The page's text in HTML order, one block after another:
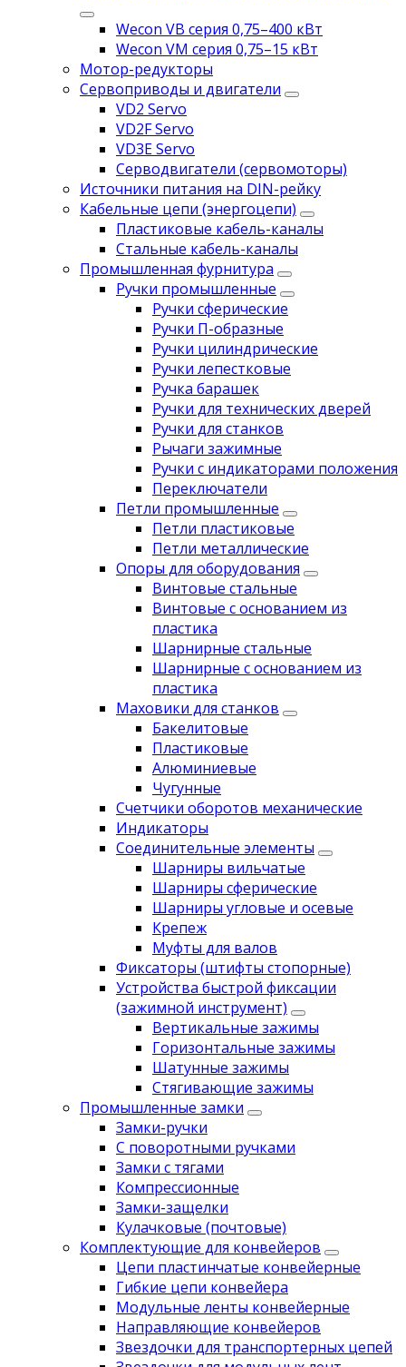
Wecon VB серия 0,75–400 кВт
Wecon VM серия 0,75–15 кВт
Мотор-редукторы
Сервоприводы и двигатели
VD2 Servo
VD2F Servo
VD3E Servo
Серводвигатели (сервомоторы)
Источники питания на DIN-рейку
Кабельные цепи (энергоцепи)
Пластиковые кабель-каналы
Стальные кабель-каналы
Промышленная фурнитура
Ручки промышленные
Ручки сферические
Ручки П-образные
Ручки цилиндрические
Ручки лепестковые
Ручка барашек
Ручки для технических дверей
Ручки для станков
Рычаги зажимные
Ручки с индикаторами положения
Переключатели
Петли промышленные
Петли пластиковые
Петли металлические
Опоры для оборудования
Винтовые стальные
Винтовые с основанием из
пластика
Шарнирные стальные
Шарнирные с основанием из
пластика
Маховики для станков
Бакелитовые
Пластиковые
Алюминиевые
Чугунные
Счетчики оборотов механические
Индикаторы
Соединительные элементы
Шарниры вильчатые
Шарниры сферические
Шарниры угловые и осевые
Крепеж
Муфты для валов
Фиксаторы (штифты стопорные)
Устройства быстрой фиксации
(зажимной инструмент)
Вертикальные зажимы
Горизонтальные зажимы
Шатунные зажимы
Стягивающие зажимы
Промышленные замки
Замки-ручки
С поворотными ручками
Замки с тягами
Компрессионные
Замки-защелки
Кулачковые (почтовые)
Комплектующие для конвейеров
Цепи пластинчатые конвейерные
Гибкие цепи конвейера
Модульные ленты конвейерные
Направляющие конвейеров
Звездочки для транспортерных цепей